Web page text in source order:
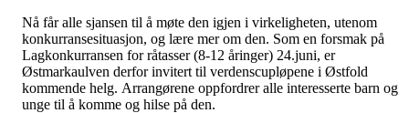
Nå får alle sjansen til å møte den igjen i virkeligheten, utenom
konkurransesituasjon, og lære mer om den. Som en forsmak på
Lagkonkurransen for råtasser (8-12 åringer) 24.juni, er
Østmarkaulven derfor invitert til verdenscupløpene i Østfold
kommende helg. Arrangørene oppfordrer alle interesserte barn og
unge til å komme og hilse på den.